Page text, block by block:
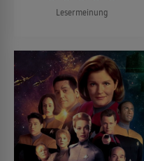
Lesermeinung